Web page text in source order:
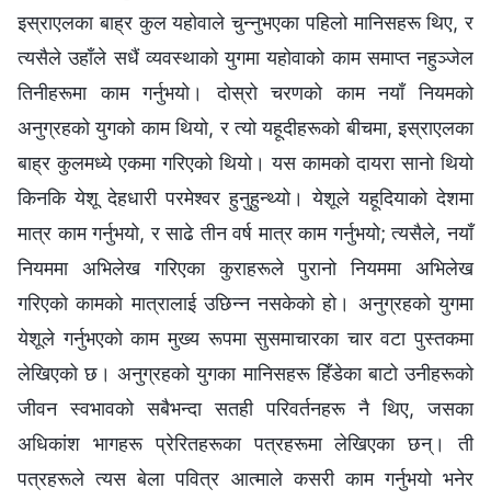
इस्राएलका बाह्र कुल यहोवाले चुन्नुभएका पहिलो मानिसहरू थिए, र
त्यसैले उहाँले सधैं व्यवस्थाको युगमा यहोवाको काम समाप्त नहुञ्जेल
तिनीहरूमा काम गर्नुभयो। दोस्रो चरणको काम नयाँ नियमको
अनुग्रहको युगको काम थियो, र त्यो यहूदीहरूको बीचमा, इस्राएलका
बाह्र कुलमध्ये एकमा गरिएको थियो। यस कामको दायरा सानो थियो
किनकि येशू देहधारी परमेश्‍वर हुनुहुन्थ्यो। येशूले यहूदियाको देशमा
मात्र काम गर्नुभयो, र साढे तीन वर्ष मात्र काम गर्नुभयो; त्यसैले, नयाँ
नियममा अभिलेख गरिएका कुराहरूले पुरानो नियममा अभिलेख
गरिएको कामको मात्रालाई उछिन्न नसकेको हो। अनुग्रहको युगमा
येशूले गर्नुभएको काम मुख्य रूपमा सुसमाचारका चार वटा पुस्तकमा
लेखिएको छ। अनुग्रहको युगका मानिसहरू हिँडेका बाटो उनीहरूको
जीवन स्वभावको सबैभन्दा सतही परिवर्तनहरू नै थिए, जसका
अधिकांश भागहरू प्रेरितहरूका पत्रहरूमा लेखिएका छन्। ती
पत्रहरूले त्यस बेला पवित्र आत्माले कसरी काम गर्नुभयो भनेर